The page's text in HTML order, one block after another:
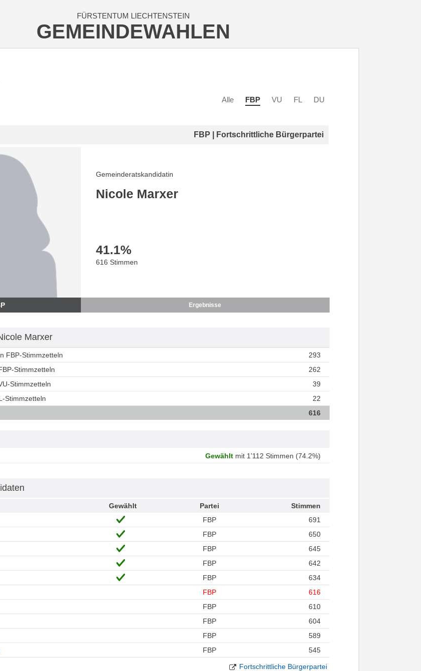
FÜRSTENTUM LIECHTENSTEIN
GEMEINDEWAHLEN
Alle FBP VU FL DU
FBP | Fortschrittliche Bürgerpartei
Gemeinderatskandidatin
Nicole Marxer
41.1%
616 Stimmen
Ergebnisse
Marxer
FBP-Stimmzetteln
293
Stimmzetteln
262
Stimmzetteln
39
Stimmzetteln
22
616
Gewähltmit 1’112 Stimmen (74.2%)
Gewählt Partei
Stimmen
FBP
691
FBP
650
FBP
645
FBP
642
FBP
634
FBP
616
FBP
610
FBP
604
FBP
589
FBP 545
Fortschrittliche Bürgerpartei